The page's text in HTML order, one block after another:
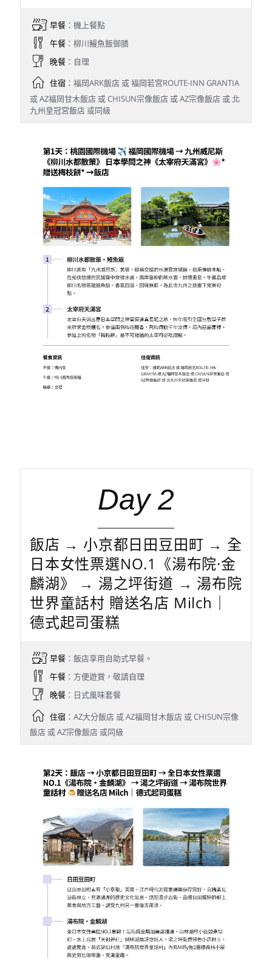
早餐：機上餐點
午餐：柳川鰻魚飯御膳
晚餐：自理
住宿：福岡ARK飯店 或 福岡若宮ROUTE-INN GRANTIA
或 AZ福岡甘木飯店 或 CHISUN宗像飯店 或 AZ宗像飯店 或 北
九州皇冠宮飯店 或同級
Day 2
飯店 → 小京都日田豆田町 → 全
日本女性票選NO.1《湯布院·金
麟湖》 → 湯之坪街道 → 湯布院
世界童話村 贈送名店 Milch｜
德式起司蛋糕
早餐：飯店享用自助式早餐。
午餐：方便遊賞，敬請自理
晚餐：日式風味套餐
住宿：AZ大分飯店 或 AZ福岡甘木飯店 或 CHISUN宗像
飯店 或 AZ宗像飯店 或同級